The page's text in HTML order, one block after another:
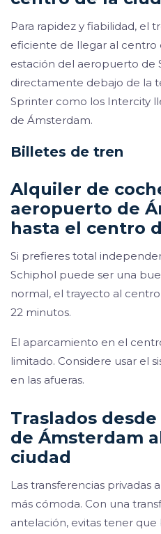
Para rapidez y fiabilidad, el
eficiente de llegar al centro
estación del aeropuerto de
directamente debajo de la
Sprinter como los Intercity
de Ámsterdam.
Billetes de tren
Alquiler de
aeropuerto de
hasta el centro
Si prefieres total
Schiphol puede ser una
normal, el trayecto al
22 minutos.
El aparcamiento en el
limitado. Considere usar el
en las afueras.
Traslados
de Ámsterdam
ciudad
Las transferencias privadas
más cómoda. Con una
antelación, evitas tener que